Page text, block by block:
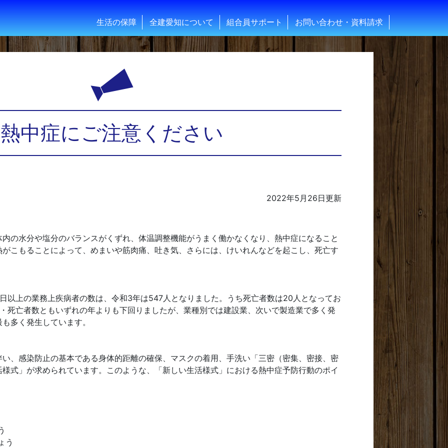
生活の保障 全建愛知について 組合員サポート お問い合わせ・資料請求
熱中症にご注意ください
2022年5月26日更新
水分や塩分のバランスがくずれ、体温調整機能がうまく働かなくなり、熱中症になること
こもることによって、めまいや筋肉痛、吐き気、さらには、けいれんなどを起こし、死亡す
上の業務上疾病者の数は、令和3年は547人となりました。うち死亡者数は20人となってお
死亡者数ともいずれの年よりも下回りましたが、業種別では建設業、次いで製造業で多く発
多く発生しています。
、感染防止の基本である身体的距離の確保、マスクの着用、手洗い「三密（密集、密接、密
式」が求められています。このような、「新しい生活様式」における熱中症予防行動のポイ
う